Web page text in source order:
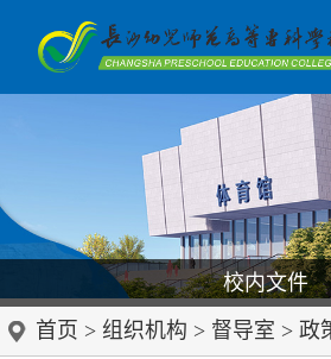
校内文件
首页 > 组织机构 > 督导室 > 政